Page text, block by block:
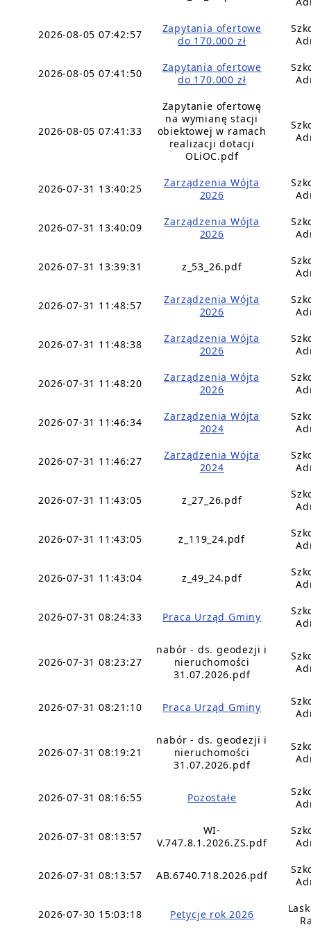
2026-08-05 07:42:57
Zapytania ofertowe
do 170.000 zł
2026-08-05 07:41:50
Zapytania ofertowe
do 170.000 zł
2026-08-05 07:41:33
Zapytanie ofertowę
na wymianę stacji
obiektowej w ramach
realizacji dotacji
OLiOC.pdf
2026-07-31 13:40:25
Zarządzenia Wójta
2026
2026-07-31 13:40:09
Zarządzenia Wójta
2026
2026-07-31 13:39:31 z_53_26.pdf
2026-07-31 11:48:57
Zarządzenia Wójta
2026
2026-07-31 11:48:38
Zarządzenia Wójta
2026
2026-07-31 11:48:20
Zarządzenia Wójta
2026
2026-07-31 11:46:34
Zarządzenia Wójta
2024
2026-07-31 11:46:27
Zarządzenia Wójta
2024
2026-07-31 11:43:05 z_27_26.pdf
2026-07-31 11:43:05 z_119_24.pdf
2026-07-31 11:43:04 z_49_24.pdf
2026-07-31 08:24:33 Praca Urząd Gminy
2026-07-31 08:23:27
nabór - ds. geodezji i
nieruchomości
31.07.2026.pdf
2026-07-31 08:21:10 Praca Urząd Gminy
2026-07-31 08:19:21
nabór - ds. geodezji i
nieruchomości
31.07.2026.pdf
2026-07-31 08:16:55 Pozostałe
2026-07-31 08:13:57
WI-
V.747.8.1.2026.ZS.pdf
2026-07-31 08:13:57 AB.6740.718.2026.pdf
2026-07-30 15:03:18 Petycje rok 2026